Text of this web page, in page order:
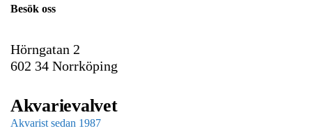
Besök oss
Hörngatan 2
602 34 Norrköping
Akvarievalvet
Akvarist sedan 1987